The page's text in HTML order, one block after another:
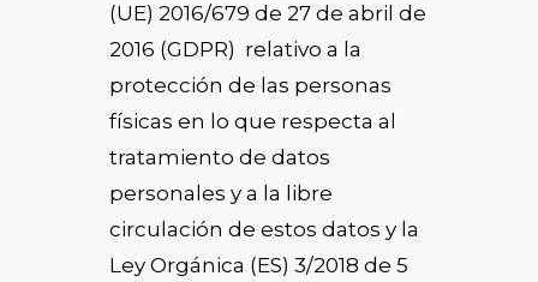
(UE) 2016/679 de 27 de abril de
2016 (GDPR) relativo a la
protección de las personas
físicas en lo que respecta al
tratamiento de datos
personales y a la libre
circulación de estos datos y la
Ley Orgánica (ES) 3/2018 de 5